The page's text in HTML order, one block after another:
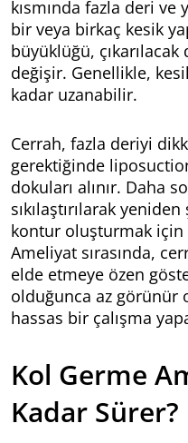
kısmında fazla deri ve
bir veya birkaç kesik
büyüklüğü,
değişir. Genellikle,
kadar uzanabilir.
Cerrah, fazla deriyi
gerektiğinde
dokuları alınır. Daha
sıkılaştırılarak
kontur oluşturmak
Ameliyat sırasında,
elde etmeye özen
olduğunca az görünür
hassas bir çalışma
Kol Germe
Kadar Sürer?